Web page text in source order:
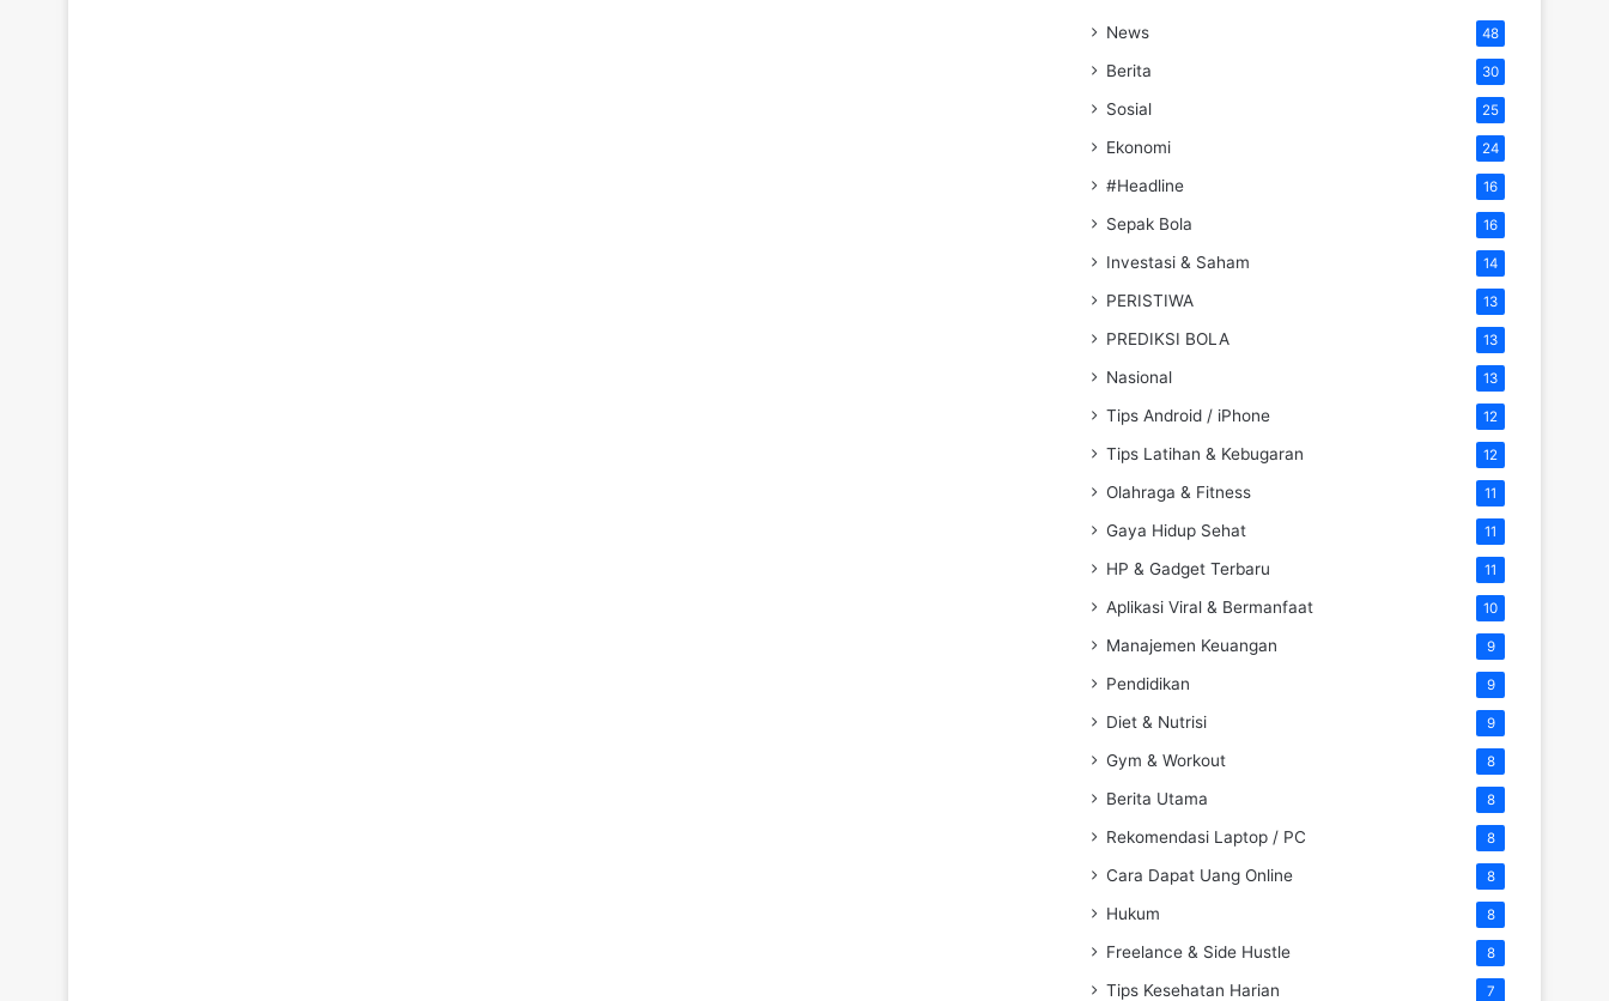
News 48
Berita 30
Sosial 25
Ekonomi 24
#Headline 16
Sepak Bola 16
Investasi & Saham 14
PERISTIWA 13
PREDIKSI BOLA 13
Nasional 13
Tips Android / iPhone 12
Tips Latihan & Kebugaran 12
Olahraga & Fitness 11
Gaya Hidup Sehat 11
HP & Gadget Terbaru 11
Aplikasi Viral & Bermanfaat 10
Manajemen Keuangan 9
Pendidikan 9
Diet & Nutrisi 9
Gym & Workout 8
Berita Utama 8
Rekomendasi Laptop / PC 8
Cara Dapat Uang Online 8
Hukum 8
Freelance & Side Hustle 8
Tips Kesehatan Harian 7